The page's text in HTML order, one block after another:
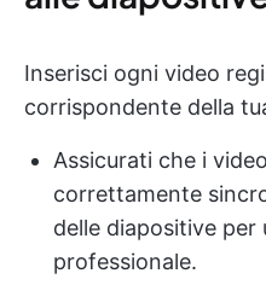
Inserisci ogni video
corrispondente della
Assicurati che i
correttamente
delle diapositive per
professionale.